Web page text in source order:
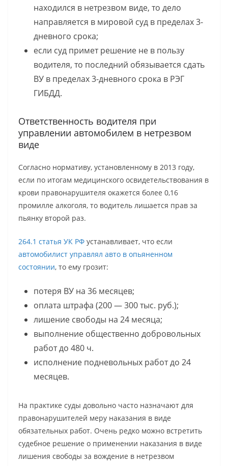
находился в нетрезвом виде, то дело
направляется в мировой суд в пределах 3-
дневного срока;
если суд примет решение не в пользу
водителя, то последний обязывается сдать
ВУ в пределах 3-дневного срока в РЭГ
ГИБДД.
Ответственность водителя при
управлении автомобилем в нетрезвом
виде
Согласно нормативу, установленному в 2013 году,
если по итогам медицинского освидетельствования в
крови правонарушителя окажется более 0,16
промилле алкоголя, то водитель лишается прав за
пьянку второй раз.
264.1 статья УК РФ устанавливает, что если
автомобилист управлял авто в опьяненном
состоянии, то ему грозит:
потеря ВУ на 36 месяцев;
оплата штрафа (200 — 300 тыс. руб.);
лишение свободы на 24 месяца;
выполнение общественно добровольных
работ до 480 ч.
исполнение подневольных работ до 24
месяцев.
На практике суды довольно часто назначают для
правонарушителей меру наказания в виде
обязательных работ. Очень редко можно встретить
судебное решение о применении наказания в виде
лишения свободы за вождение в нетрезвом